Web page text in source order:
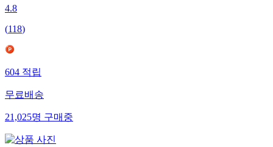
4.8
(118)
604적립
무료배송
21,025명구매중